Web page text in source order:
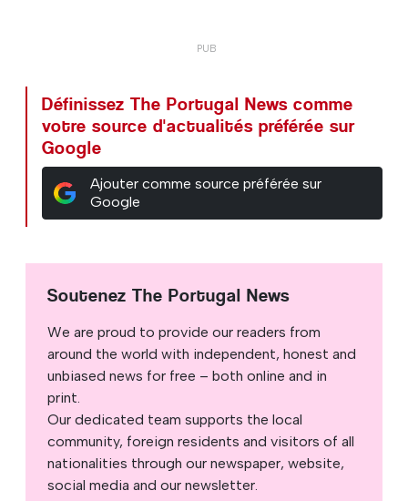
Définissez The Portugal News comme
votre source d'actualités préférée sur
Google
Ajouter comme source préférée sur
Google
Soutenez The Portugal News
We are proud to provide our readers from
around the world with independent, honest and
unbiased news for free – both online and in
print.
Our dedicated team supports the local
community, foreign residents and visitors of all
nationalities through our newspaper, website,
social media and our newsletter.